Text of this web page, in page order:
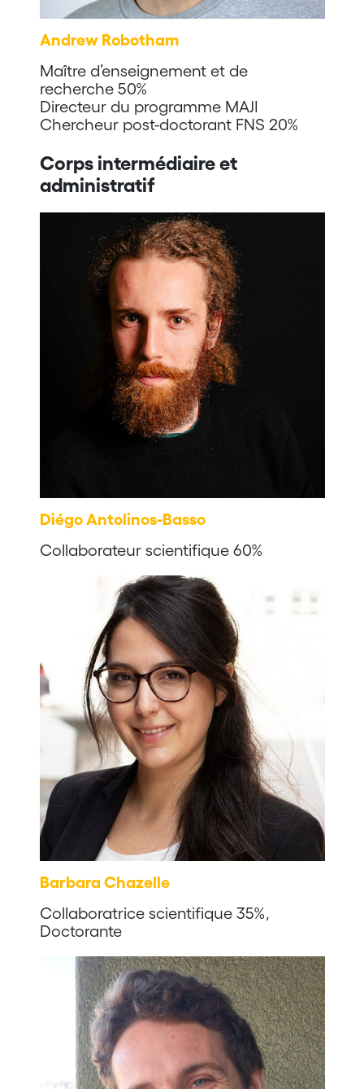
Andrew Robotham
Maître d’enseignement et de
recherche 50%
Directeur du programme MAJI
Chercheur post-doctorant FNS 20%
Corps intermédiaire et
administratif
Diégo Antolinos-Basso
Collaborateur scientifique 60%
Barbara Chazelle
Collaboratrice scientifique 35%,
Doctorante